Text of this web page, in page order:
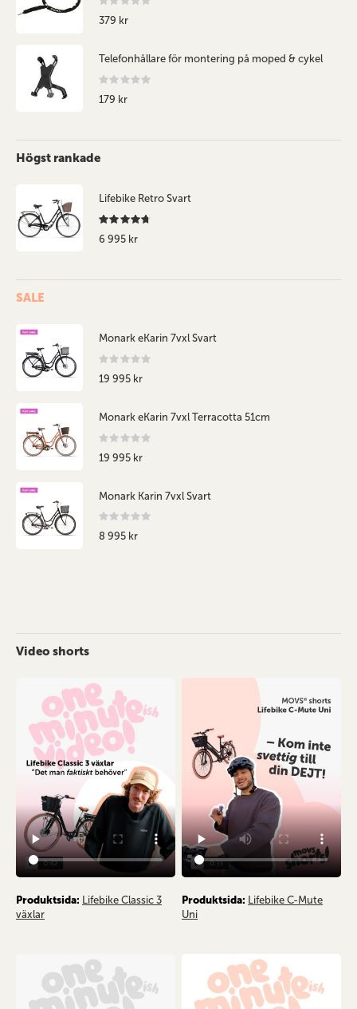
379 kr
Telefonhållare för montering på moped & cykel
Rating:
179 kr
Högst rankade
Lifebike Retro Svart
Recensera:
6 995 kr
SALE
Monark eKarin 7vxl Svart
Rating:
19 995 kr
Monark eKarin 7vxl Terracotta 51cm
Rating:
19 995 kr
Monark Karin 7vxl Svart
Rating:
8 995 kr
Video shorts
Produktsida: Lifebike Classic 3
växlar
Produktsida: Lifebike C-Mute
Uni